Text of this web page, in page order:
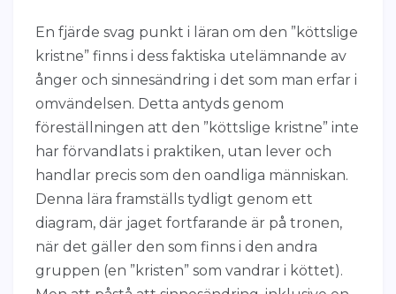
En fjärde svag punkt i läran om den ”köttslige
kristne” finns i dess faktiska utelämnande av
ånger och sinnesändring i det som man erfar i
omvändelsen. Detta antyds genom
föreställningen att den ”köttslige kristne” inte
har förvandlats i praktiken, utan lever och
handlar precis som den oandliga människan.
Denna lära framställs tydligt genom ett
diagram, där jaget fortfarande är på tronen,
när det gäller den som finns i den andra
gruppen (en ”kristen” som vandrar i köttet).